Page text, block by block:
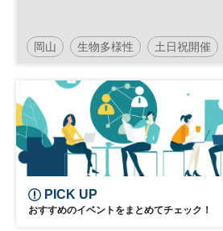
岡山 生物多様性 土日祝開催
PICK UP
おすすめのイベントをまとめてチェック！